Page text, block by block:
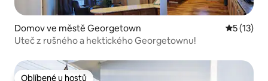
Domov ve městě Georgetown
5 (13)
Uteč z rušného a hektického Georgetownu!
Oblíbené u hostů